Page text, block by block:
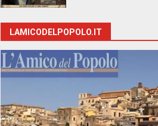
LAMICODELPOPOLO.IT